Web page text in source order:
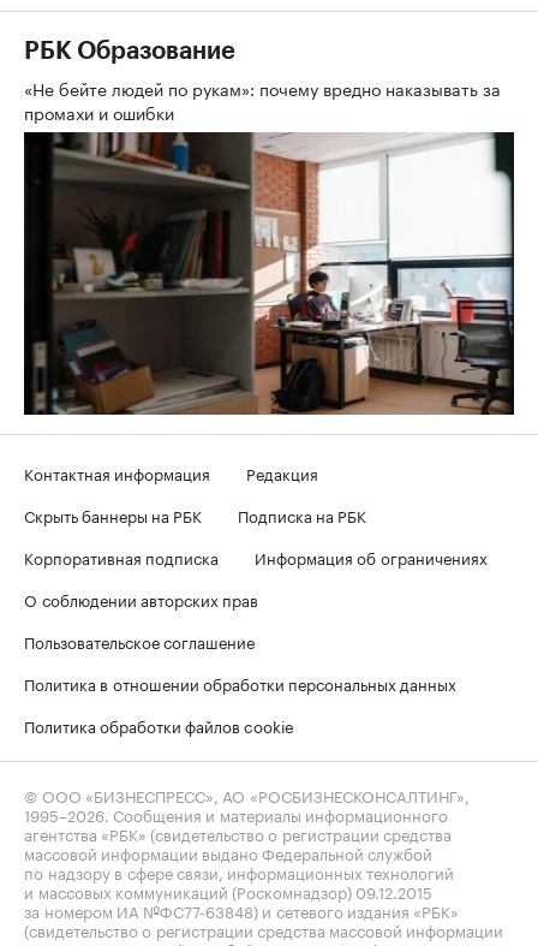
РБК Образование
«Не бейте людей по рукам»: почему вредно наказывать за
промахи и ошибки
Контактная информация
Редакция
Скрыть баннеры на РБК
Подписка на РБК
Корпоративная подписка
Информация об ограничениях
О соблюдении авторских прав
Пользовательское соглашение
Политика в отношении обработки персональных данных
Политика обработки файлов cookie
© ООО «БИЗНЕСПРЕСС», АО «РОСБИЗНЕСКОНСАЛТИНГ»,
1995–2026. Сообщения и материалы информационного
агентства «РБК» (свидетельство о регистрации средства
массовой информации выдано Федеральной службой
по надзору в сфере связи, информационных технологий
и массовых коммуникаций (Роскомнадзор) 09.12.2015
за номером ИА №ФС77-63848) и сетевого издания «РБК»
(свидетельство о регистрации средства массовой информации